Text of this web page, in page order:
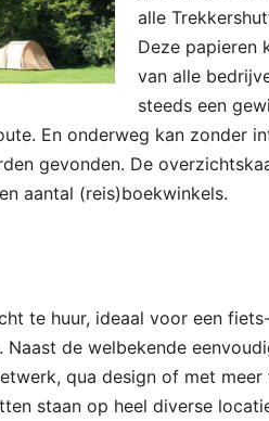
alle
Deze papieren
van alle
steeds een
En onderweg kan zonder
gevonden. De
aantal (reis)boekwinkels.
te huur, ideaal voor een
Naast de welbekende
qua design of met
staan op heel diverse